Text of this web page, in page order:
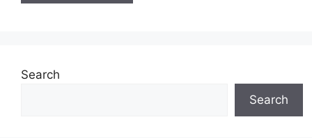
Search
Search